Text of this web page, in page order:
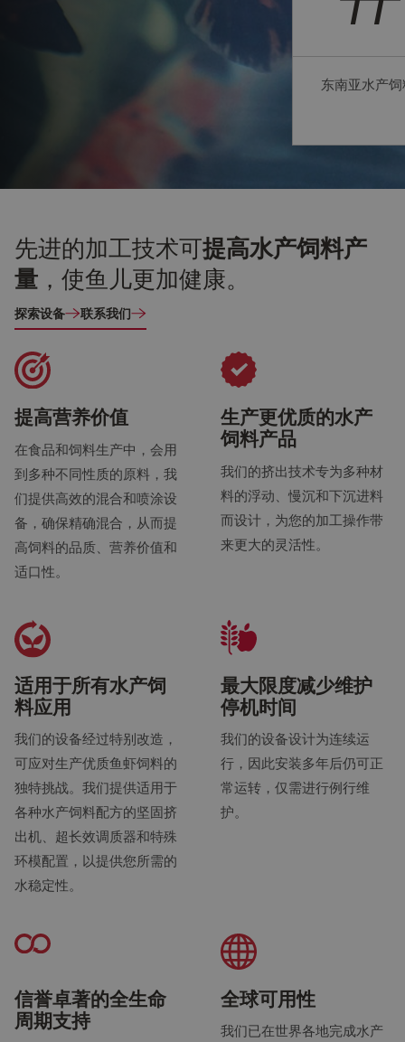
东南亚水产
先进的加工技术可提高水产饲料产
量 ，使鱼儿更加健康。
探索设备 联系我们
提高营养价值
在食品和饲料生产中，会用
到多种不同性质的原料，我
们提供高效的混合和喷涂设
备，确保精确混合，从而提
高饲料的品质、营养价值和
适口性。
生产更优质的水产
饲料产品
我们的挤出技术专为多种材
料的浮动、慢沉和下沉进料
而设计，为您的加工操作带
来更大的灵活性。
适用于所有水产饲
料应用
我们的设备经过特别改造，
可应对生产优质鱼虾饲料的
独特挑战。我们提供适用于
各种水产饲料配方的坚固挤
出机、超长效调质器和特殊
环模配置，以提供您所需的
水稳定性。
最大限度减少维护
停机时间
我们的设备设计为连续运
行，因此安装多年后仍可正
常运转，仅需进行例行维
护。
信誉卓著的全生命
周期支持
全球可用性
我们已在世界各地完成水产